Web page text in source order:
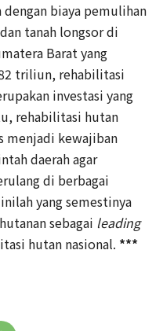
biaya pemulihan
tanah longsor di
Barat yang
triliun, rehabilitasi
investasi yang
rehabilitasi hutan
menjadi kewajiban
daerah agar
di berbagai
yang semestinya
sebagai leading
hutan nasional. ***